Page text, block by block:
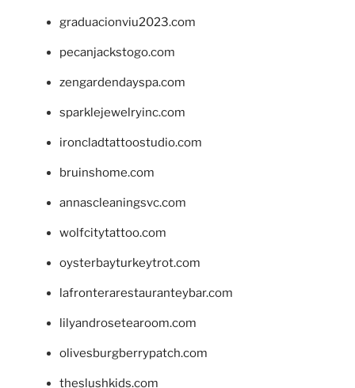
graduacionviu2023.com
pecanjackstogo.com
zengardendayspa.com
sparklejewelryinc.com
ironcladtattoostudio.com
bruinshome.com
annascleaningsvc.com
wolfcitytattoo.com
oysterbayturkeytrot.com
lafronterarestauranteybar.com
lilyandrosetearoom.com
olivesburgberrypatch.com
theslushkids.com